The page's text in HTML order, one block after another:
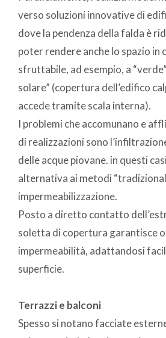
verso soluzioni innovative di
dove la pendenza della falda è
poter rendere anche lo spazio in
sfruttabile, ad esempio, a
solare” (copertura dell’edifico
accede tramite scala interna).
I problemi che accomunano e
di realizzazioni sono
delle acque piovane. in questi
alternativa ai metodi
impermeabilizzazione.
Posto a diretto contatto
soletta di copertura garantisce
impermeabilità, adattandosi
superficie.
Terrazzi e balconi
Spesso si notano facciate